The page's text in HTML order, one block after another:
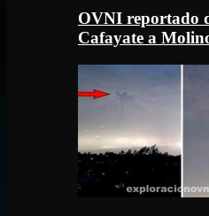
OVNI reportado
Cafayate a